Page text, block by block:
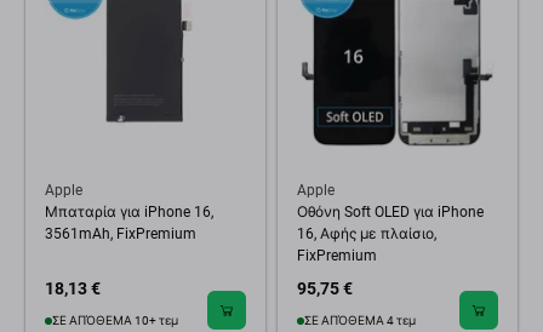
Apple
Μπαταρία για iPhone 16,
3561mAh, FixPremium
18,13 €
ΣΕ ΑΠΌΘΕΜΑ 10+ τεμ
Apple
Οθόνη Soft OLED για iPhone
16, Αφής με πλαίσιο,
FixPremium
95,75 €
ΣΕ ΑΠΌΘΕΜΑ 4 τεμ